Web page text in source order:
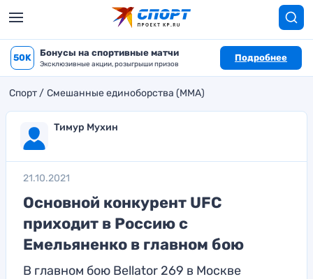
50K Бонусы на спортивные матчи
Эксклюзивные акции, розыгрыши призов
Подробнее
Спорт Смешанные единоборства (MMA)
Тимур Мухин
21.10.2021
Основной конкурент UFC
приходит в Россию с
Емельяненко в главном бою
В главном бою Bellator 269 в Москве